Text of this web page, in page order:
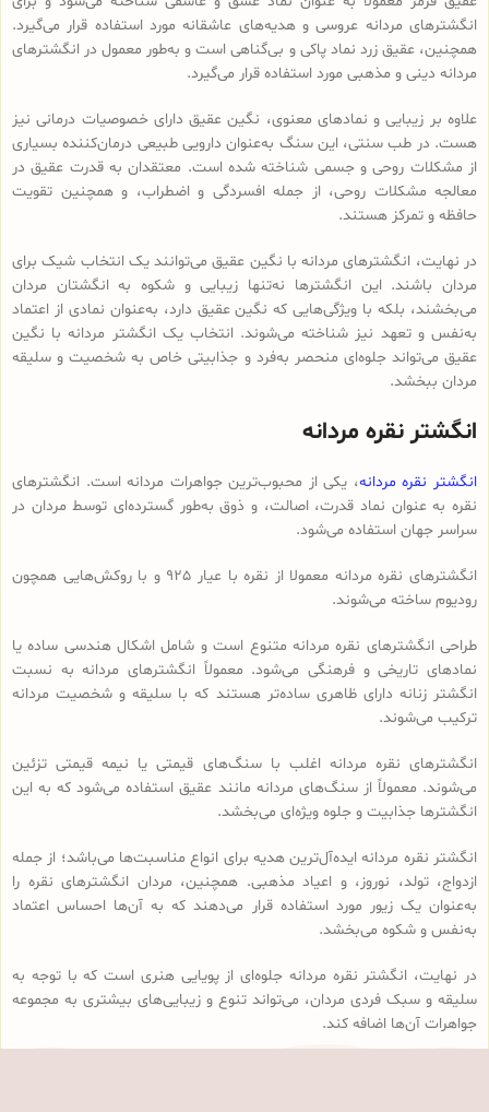
انگشترهای مردانه عروسی و هدیه‌های عاشقانه مورد استفاده قرار می‌گیرد.
همچنین، عقیق زرد نماد پاکی و بی‌گناهی است و به‌طور معمول در انگشترهای
مردانه دینی و مذهبی مورد استفاده قرار می‌گیرد.
علاوه بر زیبایی و نمادهای معنوی، نگین عقیق دارای خصوصیات درمانی نیز
هست. در طب سنتی، این سنگ به‌عنوان دارویی طبیعی درمان‌کننده بسیاری
از مشکلات روحی و جسمی شناخته شده است. معتقدان به قدرت عقیق در
معالجه مشکلات روحی، از جمله افسردگی و اضطراب، و همچنین تقویت
حافظه و تمرکز هستند.
در نهایت، انگشترهای مردانه با نگین عقیق می‌توانند یک انتخاب شیک برای
مردان باشند. این انگشترها نه‌تنها زیبایی و شکوه به انگشتان مردان
می‌بخشند، بلکه با ویژگی‌هایی که نگین عقیق دارد، به‌عنوان نمادی از اعتماد
به‌نفس و تعهد نیز شناخته می‌شوند. انتخاب یک انگشتر مردانه با نگین
عقیق می‌تواند جلوه‌ای منحصر به‌فرد و جذابیتی خاص به شخصیت و سلیقه
مردان ببخشد.
انگشتر نقره مردانه
انگشتر نقره مردانه، یکی از محبوب‌ترین جواهرات مردانه است. انگشترهای
نقره به عنوان نماد قدرت، اصالت، و ذوق به‌طور گسترده‌ای توسط مردان در
سراسر جهان استفاده می‌شود.
انگشترهای نقره مردانه معمولا از نقره با عیار 925 و با روکش‌هایی همچون
رودیوم ساخته می‌شوند.
طراحی‌ انگشترهای نقره مردانه متنوع است و شامل اشکال هندسی ساده یا
نمادهای تاریخی و فرهنگی می‌شود. معمولاً انگشترهای مردانه به نسبت
انگشتر زنانه دارای ظاهری ساده‌تر هستند که با سلیقه و شخصیت مردانه
ترکیب می‌شوند.
انگشترهای نقره مردانه اغلب با سنگ‌های قیمتی یا نیمه قیمتی تزئین
می‌شوند. معمولاً از سنگ‌های مردانه مانند عقیق استفاده می‌شود که به این
انگشترها جذابیت و جلوه ویژه‌ای می‌بخشد.
انگشتر نقره مردانه ایده‌آل‌ترین هدیه برای انواع مناسبت‌ها می‌باشد؛ از جمله
ازدواج، تولد، نوروز، و اعیاد مذهبی. همچنین، مردان انگشترهای نقره را
به‌عنوان یک زیور مورد استفاده قرار می‌دهند که به آن‌ها احساس اعتماد
به‌نفس و شکوه می‌بخشد.
در نهایت، انگشتر نقره مردانه جلوه‌ای از پویایی هنری است که با توجه به
سلیقه و سبک فردی مردان، می‌تواند تنوع و زیبایی‌های بیشتری به مجموعه
جواهرات آن‌ها اضافه کند.